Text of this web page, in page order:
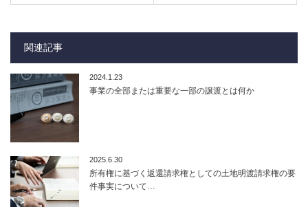
関連記事
2024.1.23
事業の全部または重要な一部の譲渡とは何か
2025.6.30
所有権に基づく返還請求権としての土地明渡請求権の要
件事実について…